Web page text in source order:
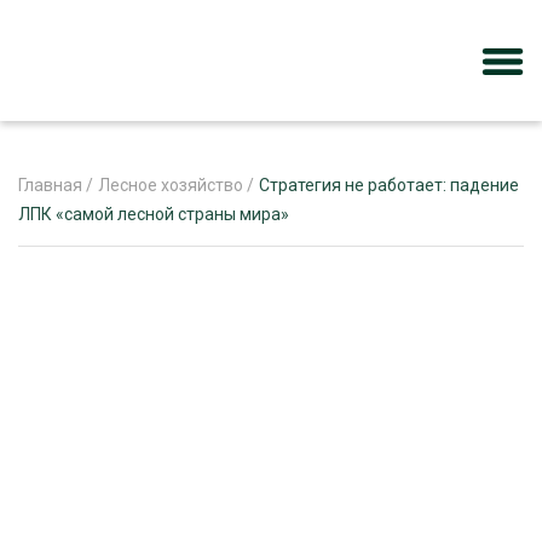
Главная / Лесное хозяйство / Стратегия не работает: падение
ЛПК «самой лесной страны мира»